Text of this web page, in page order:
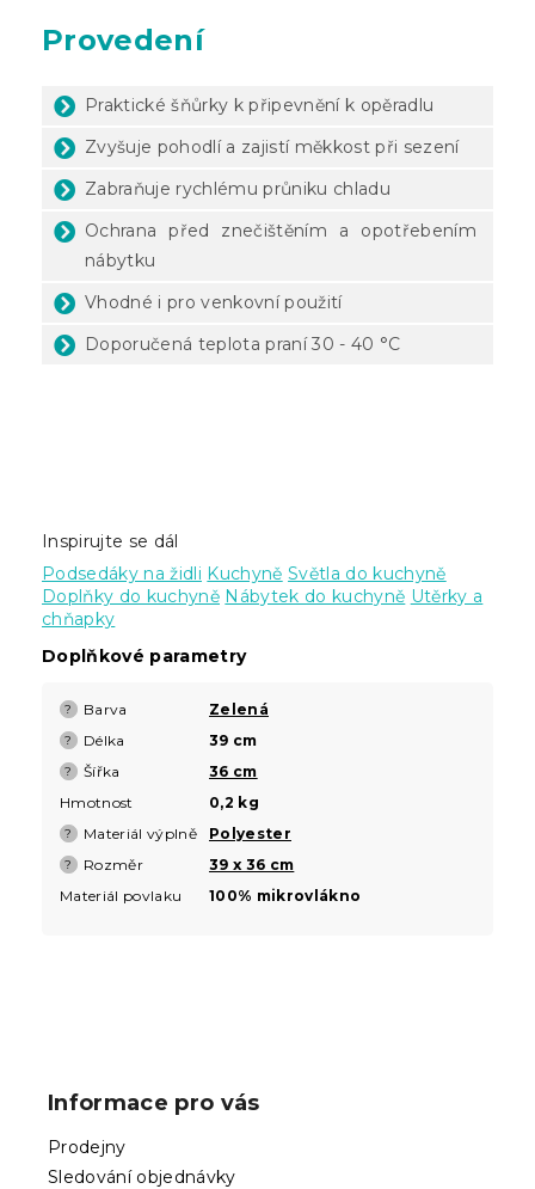
Provedení
Praktické šňůrky k připevnění k opěradlu
Zvyšuje pohodlí a zajistí měkkost při sezení
Zabraňuje rychlému průniku chladu
Ochrana před znečištěním a opotřebením
nábytku
Vhodné i pro venkovní použití
Doporučená teplota praní 30 - 40 °C
Inspirujte se dál
Podsedáky na židli Kuchyně Světla do kuchyně
Doplňky do kuchyně Nábytek do kuchyně Utěrky a
chňapky
Doplňkové parametry
? Barva Zelená
? Délka 39 cm
? Šířka
36 cm
Hmotnost
0,2 kg
? Materiál výplně Polyester
? Rozměr
39 x 36 cm
Materiál povlaku
100% mikrovlákno
Informace pro vás
Prodejny
Sledování objednávky